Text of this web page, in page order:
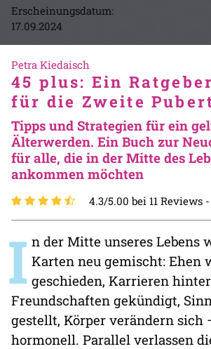
Erscheinungsdatum:
17.09.2024
Petra Kiedaisch
45 plus: Ein Ratgeber
für die Zweite
Tipps und Strategien für ein
Älterwerden. Ein Buch zur
für alle, die in der Mitte des
ankommen möchten
4.3/5.00 bei 11 Reviews -
I n der Mitte unseres Lebens
Karten neu gemischt: Ehen
geschieden, Karrieren
Freundschaften gekündigt,
gestellt, Körper verändern sich
hormonell. Parallel verlassen